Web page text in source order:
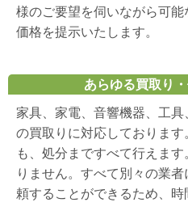
様のご要望を伺いながら可
価格を提示いたします。
あらゆる買取り
家具、家電、音響機器、工
の買取りに対応しておりま
も、処分まですべて行えま
りません。すべて別々の業
頼することができるため、時